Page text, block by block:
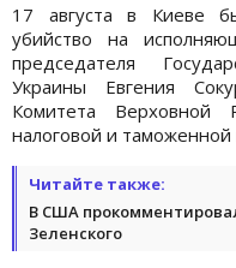
17 августа в Киеве
убийство на
председателя
Украины Евгения
Комитета Верховной
налоговой и
Читайте также:
В США
Зеленского